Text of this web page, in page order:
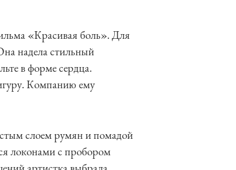
«Красивая боль». Для
надела стильный
в форме сердца.
Компанию ему
слоем румян и помадой
локонами с пробором